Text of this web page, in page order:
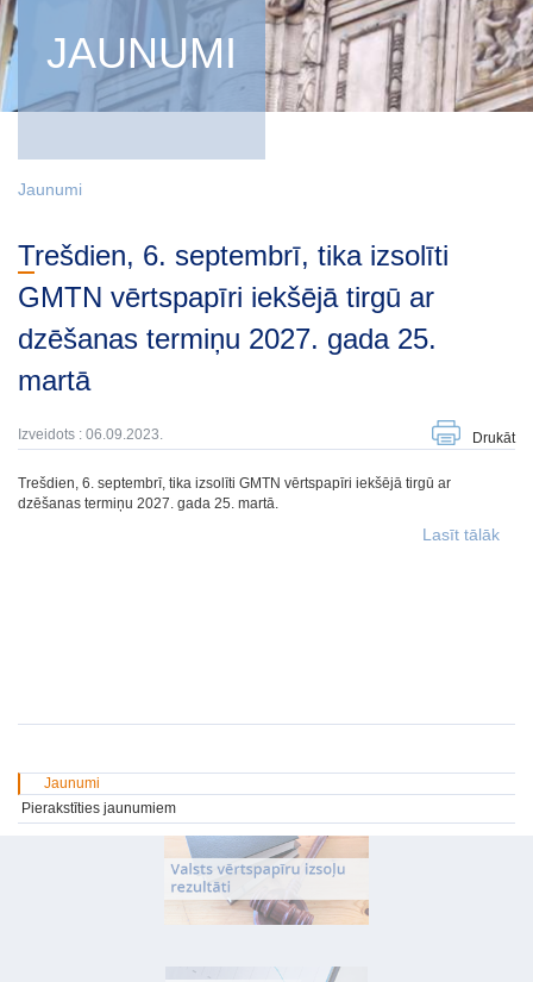
JAUNUMI
Jaunumi
Trešdien, 6. septembrī, tika izsolīti
GMTN vērtspapīri iekšējā tirgū ar
dzēšanas termiņu 2027. gada 25.
martā
Izveidots : 06.09.2023. Drukāt
Trešdien, 6. septembrī, tika izsolīti GMTN vērtspapīri iekšējā tirgū ar
dzēšanas termiņu 2027. gada 25. martā.
Lasīt tālāk
Jaunumi
Pierakstīties jaunumiem